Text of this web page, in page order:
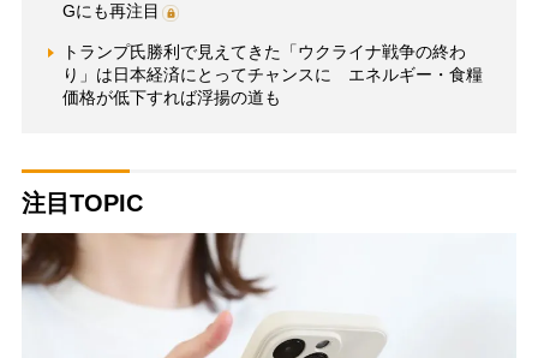
Gにも再注目
トランプ氏勝利で見えてきた「ウクライナ戦争の終わ
り」は日本経済にとってチャンスに エネルギー・食糧
価格が低下すれば浮揚の道も
注目TOPIC